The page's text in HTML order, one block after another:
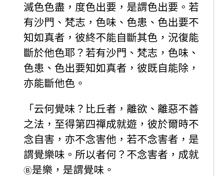
滅色色盡，度色出要，是謂色出要。若
有沙門、梵志，色味、色患、色出要不
知如真者，彼終不能自斷其色，況復能
斷於他色耶？若有沙門、梵志，色味、
色患、色出要知如真者，彼既自能除，
亦能斷他色。
「云何覺味？比丘者，離欲、離惡不善
之法，至得第四禪成就遊，彼於爾時不
念自害，亦不念害他，若不念害者，是
謂覺樂味。所以者何？不念害者，成就
Ⓑ是樂，是謂覺味。